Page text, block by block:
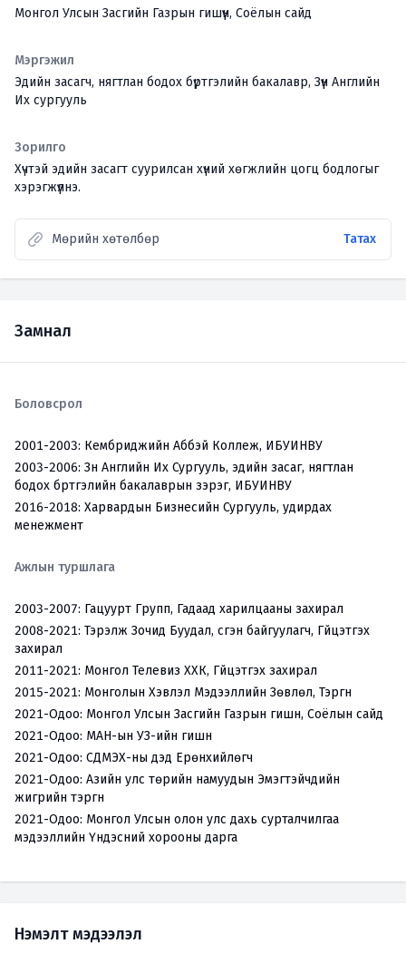
Монгол Улсын Засгийн Газрын гишүүн, Соёлын сайд
Мэргэжил
Эдийн засагч, нягтлан бодох бүртгэлийн бакалавр, Зүүн Английн
Их сургууль
Зорилго
Хүчтэй эдийн засагт суурилсан хүний хөгжлийн цогц бодлогыг
хэрэгжүүлнэ.
Мөрийн хөтөлбөр Татах
Замнал
Боловсрол
2001-2003: Кембриджийн Аббэй Коллеж, ИБУИНВУ
2003-2006: Зүүн Английн Их Сургууль, эдийн засаг, нягтлан
бодох бүртгэлийн бакалаврын зэрэг, ИБУИНВУ
2016-2018: Харвардын Бизнесийн Сургууль, удирдах
менежмент
Ажлын туршлага
2003-2007: Гацуурт Групп, Гадаад харилцааны захирал
2008-2021: Тэрэлж Зочид Буудал, үүсгэн байгуулагч, Гүйцэтгэх
захирал
2011-2021: Монгол Телевиз ХХК, Гүйцэтгэх захирал
2015-2021: Монголын Хэвлэл Мэдээллийн Зөвлөл, Тэргүүн
2021-Одоо: Монгол Улсын Засгийн Газрын гишүүн, Соёлын сайд
2021-Одоо: МАН-ын УЗ-ийн гишүүн
2021-Одоо: СДМЭХ-ны дэд Ерөнхийлөгч
2021-Одоо: Азийн улс төрийн намуудын Эмэгтэйчүүдийн
жигүүрийн тэргүүн
2021-Одоо: Монгол Улсын олон улс дахь сурталчилгаа
мэдээллийн Үндэсний хорооны дарга
Нэмэлт мэдээлэл